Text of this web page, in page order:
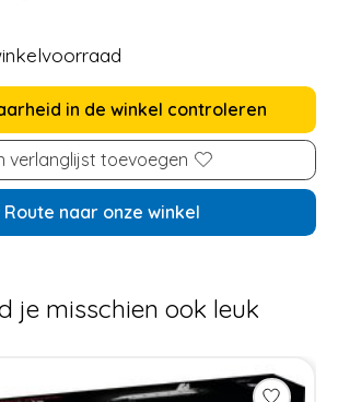
in de winkel controleren
verlanglijst toevoegen
Route naar onze winkel
je misschien ook leuk